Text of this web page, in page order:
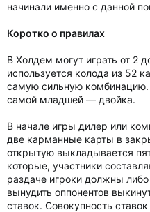
начинали именно с данной
Коротко о правилах
В Холдем могут играть от 2
используется колода из 52
самую сильную комбинацию.
самой младшей — двойка.
В начале игры дилер или
две карманные карты в
открытую выкладывается
которые, участники
раздаче игроки должны
вынудить оппонентов
ставок. Совокупность